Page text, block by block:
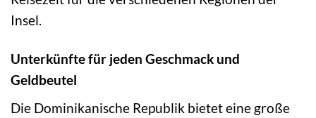
Insel.
Unterkünfte für jeden Geschmack und
Geldbeutel
Die Dominikanische Republik bietet eine große